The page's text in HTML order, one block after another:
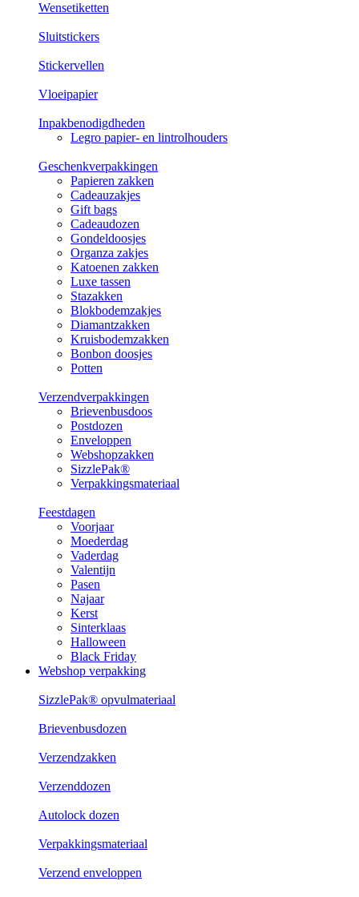
Wensetiketten
Sluitstickers
Stickervellen
Vloeipapier
Inpakbenodigdheden
Legro papier- en lintrolhouders
Geschenkverpakkingen
Papieren zakken
Cadeauzakjes
Gift bags
Cadeaudozen
Gondeldoosjes
Organza zakjes
Katoenen zakken
Luxe tassen
Stazakken
Blokbodemzakjes
Diamantzakken
Kruisbodemzakken
Bonbon doosjes
Potten
Verzendverpakkingen
Brievenbusdoos
Postdozen
Enveloppen
Webshopzakken
SizzlePak®
Verpakkingsmateriaal
Feestdagen
Voorjaar
Moederdag
Vaderdag
Valentijn
Pasen
Najaar
Kerst
Sinterklaas
Halloween
Black Friday
Webshop verpakking
SizzlePak® opvulmateriaal
Brievenbusdozen
Verzendzakken
Verzenddozen
Autolock dozen
Verpakkingsmateriaal
Verzend enveloppen